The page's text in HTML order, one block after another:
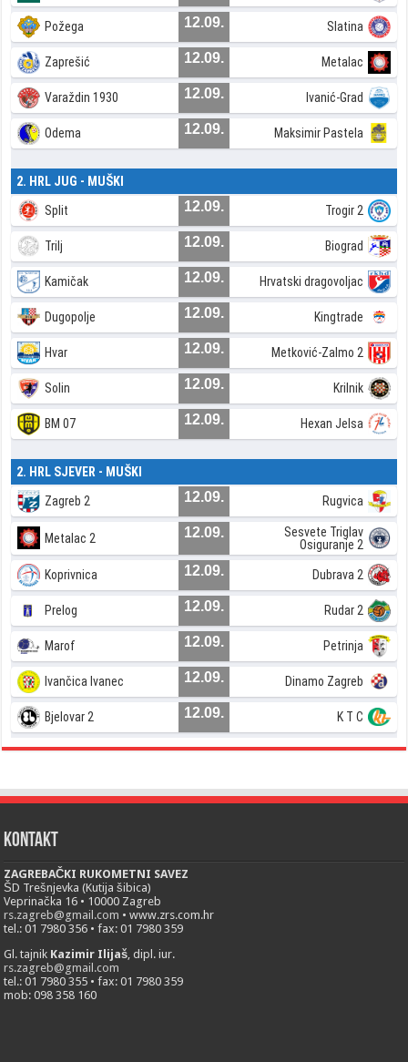
Požega 12.09. Slatina
Zaprešić 12.09. Metalac
Varaždin 1930 12.09. Ivanić-Grad
Odema 12.09. Maksimir Pastela
2. HRL JUG - MUŠKI
Split 12.09. Trogir 2
Trilj 12.09. Biograd
Kamičak 12.09. Hrvatski dragovoljac
Dugopolje 12.09. Kingtrade
Hvar 12.09. Metković-Zalmo 2
Solin 12.09. Krilnik
BM 07 12.09. Hexan Jelsa
2. HRL SJEVER - MUŠKI
Zagreb 2 12.09. Rugvica
Metalac 2 12.09.
Sesvete Triglav
Osiguranje 2
Koprivnica 12.09. Dubrava 2
Prelog 12.09. Rudar 2
Marof 12.09. Petrinja
Ivančica Ivanec 12.09. Dinamo Zagreb
Bjelovar 2 12.09. K T C
Kontakt
ZAGREBAČKI RUKOMETNI SAVEZ
ŠD Trešnjevka (Kutija šibica)
Veprinačka 16 • 10000 Zagreb
rs.zagreb@gmail.com • www.zrs.com.hr
tel.: 01 7980 356 • fax: 01 7980 359
Gl. tajnik Kazimir Ilijaš , dipl. iur.
rs.zagreb@gmail.com
tel.: 01 7980 355 • fax: 01 7980 359
mob: 098 358 160